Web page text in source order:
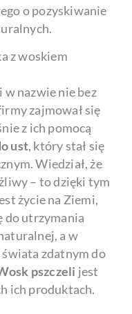
o pozyskiwanie
w nazwie nie bez
zajmował się
z ich pomocą
ust, który stał się
Wiedział, że
– to dzięki tym
życie na Ziemi,
do utrzymania
a w
zdatnym do
pszczeli jest
ich produktach.